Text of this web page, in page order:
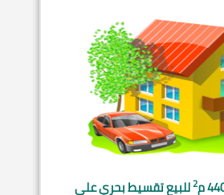
2للبيع تقسيط بحري على